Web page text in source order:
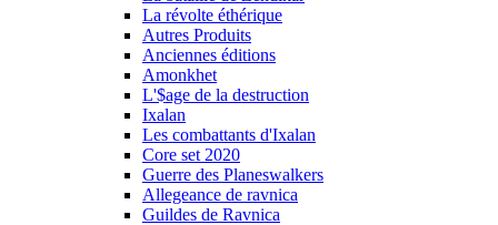
La révolte éthérique
Autres Produits
Anciennes éditions
Amonkhet
L'$age de la destruction
Ixalan
Les combattants d'Ixalan
Core set 2020
Guerre des Planeswalkers
Allegeance de ravnica
Guildes de Ravnica